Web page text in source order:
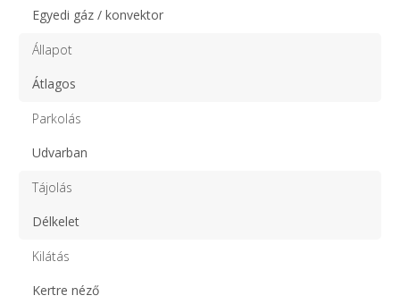
Egyedi gáz / konvektor
Állapot
Átlagos
Parkolás
Udvarban
Tájolás
Délkelet
Kilátás
Kertre néző